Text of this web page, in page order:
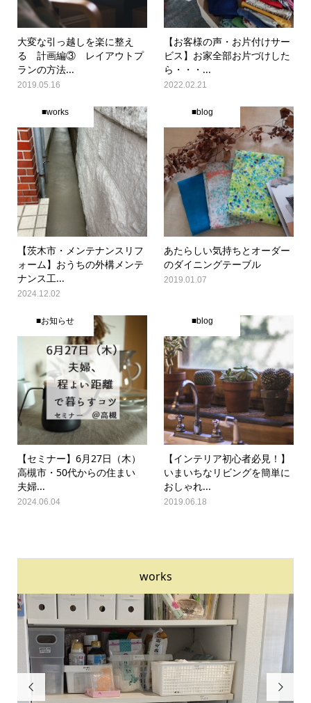
大変な引っ越しを楽に整え
る 計画編③ レイアウトプ
ランの方法...
2019.05.16
【お客様の声・お片付けサー
ビス】お家全部お片づけした
ら・・・...
2022.02.21
■works
【茨木市・メンテナンスリフ
ォーム】おうちの外構メンテ
ナンス工...
2024.12.02
■blog
あたらしい気持ちとオーダー
のダイニングテーブル
2019.01.07
■お知らせ
【セミナー】6月27日（木）
高槻市・50代からの住まい
夫婦...
2024.06.04
■blog
【インテリア初心者必見！】
いまいちなリビングを簡単に
おしゃれ...
2019.06.18
works
 